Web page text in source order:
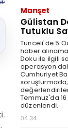
Manşet
Gülistan
Tutuklu
Tunceli'de 5
haber
Doku ile ilgili
operasyon
Cumhuriyet
Temmuz'da
düzenlendi.
04:34